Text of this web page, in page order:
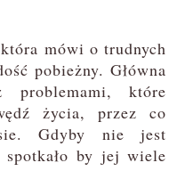
mówi o trudnych
pobieżny. Główna
problemami, które
życia, przez co
Gdyby nie jest
by jej wiele